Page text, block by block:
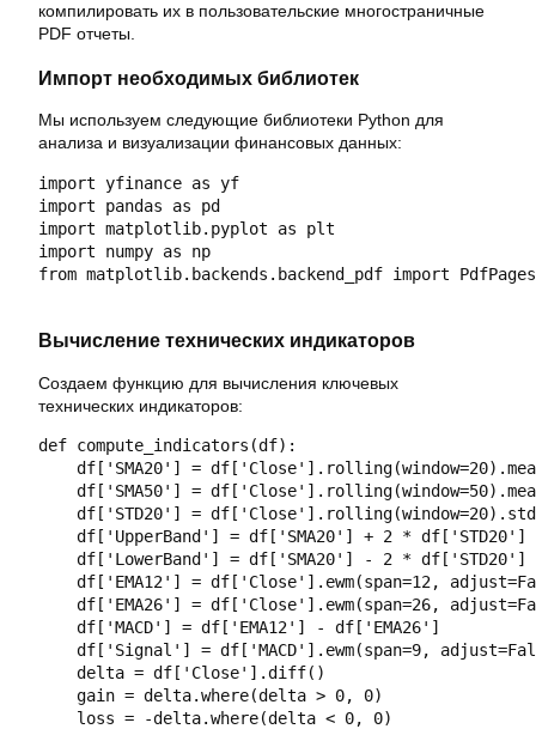
компилировать их в пользовательские многостраничные
PDF отчеты.
Импорт необходимых библиотек
Мы используем следующие библиотеки Python для
анализа и визуализации финансовых данных:
import yfinance as yf
import pandas as pd
import matplotlib.pyplot as plt
import numpy as np
from matplotlib.backends.backend_pdf import PdfPages
Вычисление технических индикаторов
Создаем функцию для вычисления ключевых
технических индикаторов:
def compute_indicators(df):
df['SMA20'] =
df['SMA50'] =
df['STD20'] =
    df['UpperBand'] = df['SMA20'] + 2 * df['STD20']
    df['LowerBand'] = df['SMA20'] - 2 * df['STD20']
df['EMA12'] = df['Close'].ewm(span=12,
df['EMA26'] = df['Close'].ewm(span=26,
    df['MACD'] = df['EMA12'] - df['EMA26']
df['Signal'] = df['MACD'].ewm(span=9,
    delta = df['Close'].diff()
    gain = delta.where(delta > 0, 0)
    loss = -delta.where(delta < 0, 0)